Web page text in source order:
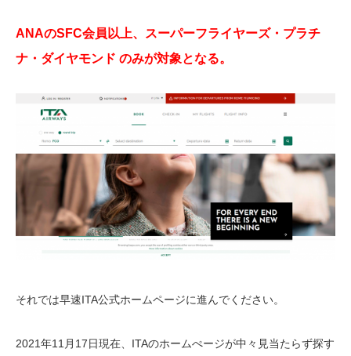
ANAのSFC会員以上、スーパーフライヤーズ・プラチ
ナ・ダイヤモンド のみが対象となる。
それでは早速ITA公式ホームページに進んでください。
2021年11月17日現在、ITAのホームぺージが中々見当たらず探す